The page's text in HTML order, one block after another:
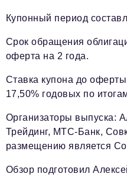
Купонный период
Срок обращения
оферта на 2 года.
Ставка купона до
17,50% годовых по
Организаторы выпуска:
Трейдинг, МТС-Банк,
размещению является
Обзор подготовил